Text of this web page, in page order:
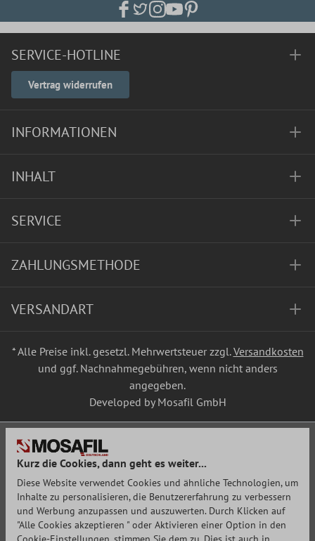
SERVICE-HOTLINE
Vertrag widerrufen
INFORMATIONEN
INHALT
SERVICE
ZAHLUNGSMETHODE
VERSANDART
* Alle Preise inkl. gesetzl. Mehrwertsteuer zzgl.Versandkosten
und ggf. Nachnahmegebühren, wenn nicht anders
angegeben.
Developed by Mosafil GmbH
Kurz die Cookies, dann geht es weiter...
Diese Website verwendet Cookies und ähnliche Technologien, um
Inhalte zu personalisieren, die Benutzererfahrung zu verbessern
und Werbung anzupassen und auszuwerten. Durch Klicken auf
"Alle Cookies akzeptieren " oder Aktivieren einer Option in den